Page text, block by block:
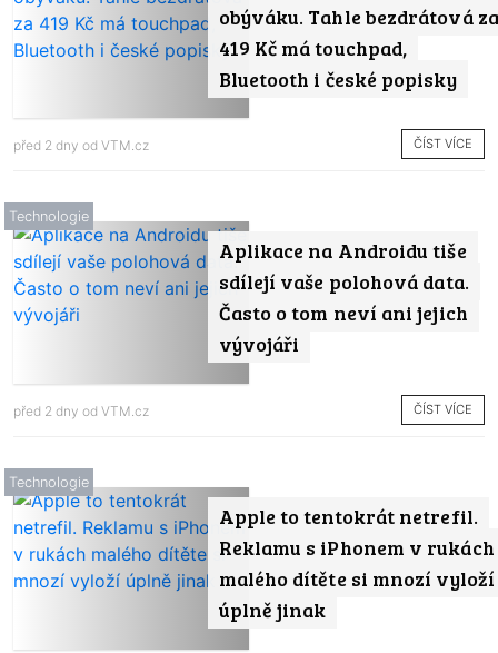
obýváku. Tahle bezdrátová za
419 Kč má touchpad,
Bluetooth i české popisky
před 2 dny od VTM.cz ČÍST VÍCE
Aplikace na Androidu tiše
sdílejí vaše polohová data.
Často o tom neví ani jejich
vývojáři
Technologie
před 2 dny od VTM.cz ČÍST VÍCE
Apple to tentokrát netrefil.
Reklamu s iPhonem v rukách
malého dítěte si mnozí vyloží
úplně jinak
Technologie